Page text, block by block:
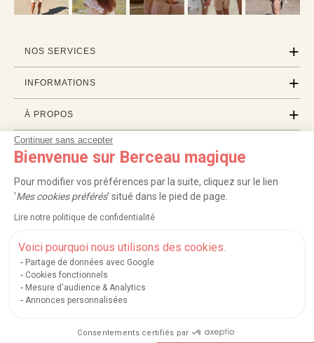
Continuer sans accepter
Bienvenue sur Berceau magique
Pour modifier vos préférences par la suite, cliquez sur le lien
'Mes cookies préférés' situé dans le pied de page.
Lire notre politique de confidentialité
Voici pourquoi nous utilisons des cookies.
Partage de données avec Google
Cookies fonctionnels
Mesure d'audience & Analytics
Annonces personnalisées
Consentements certifiés par
NOS SERVICES
INFORMATIONS
À PROPOS
PROFESSIONNELS
LISTES CADEAUX
Service après-vente| FAQ |Rappels de produits|Protection des données
Mentions légales et crédits Conditions générales de ventes
Nos moyens de paiement sécurisés